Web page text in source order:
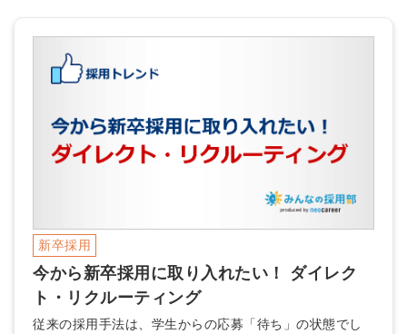
新卒採用
今から新卒採用に取り入れたい！ ダイレク
ト・リクルーティング
従来の採用手法は、学生からの応募「待ち」の状態でし
要です。
採用課題の解決、新しい採用の
取り組みなどを取材したインタ
採用にまつわる独自の調査レポ
メールアドレス